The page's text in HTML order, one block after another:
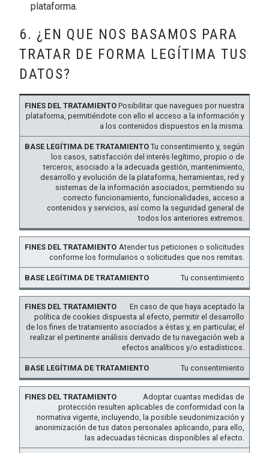
plataforma.
6. ¿EN QUE NOS BASAMOS PARA
TRATAR DE FORMA LEGÍTIMA TUS
DATOS?
FINES DEL
BASE
LEGÍTIMA DE
TRATAMIENTO
Posibilitar que navegues por nuestra
plataforma, permitiéndote con ello el acceso a la información y
a los contenidos dispuestos en la misma.
Tu consentimiento y, según
los casos, satisfacción del interés legítimo, propio o de
terceros, asociado a la adecuada gestión, mantenimiento,
desarrollo y evolución de la plataforma, herramientas, red y
sistemas de la información asociados, permitiendo su
correcto funcionamiento, funcionalidades, acceso a
contenidos y servicios, así como la seguridad general de
todos los anteriores extremos.
Atender tus peticiones o solicitudes
conforme los formularios o solicitudes que nos remitas.
Tu consentimiento
En caso de que haya aceptado la
política de cookies dispuesta al efecto, permitir el desarrollo
de los fines de tratamiento asociados a éstas y, en particular, el
realizar el pertinente análisis derivado de tu navegación web a
efectos analíticos y/o estadísticos.
Tu consentimiento
Adoptar cuantas medidas de
protección resulten aplicables de conformidad con la
normativa vigente, incluyendo, la posible seudonimización y
anonimización de tus datos personales aplicando, para ello,
las adecuadas técnicas disponibles al efecto.